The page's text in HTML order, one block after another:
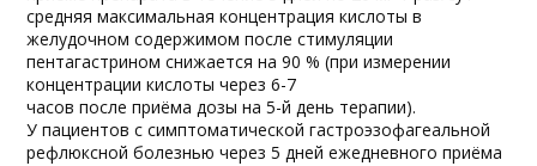
средняя максимальная концентрация кислоты в
желудочном содержимом после стимуляции
пентагастрином снижается на 90 % (при измерении
концентрации кислоты через 6-7
часов после приёма дозы на 5-й день терапии).
У пациентов с симптоматической гастроэзофагеальной
рефлюксной болезнью через 5 дней ежедневного приёма